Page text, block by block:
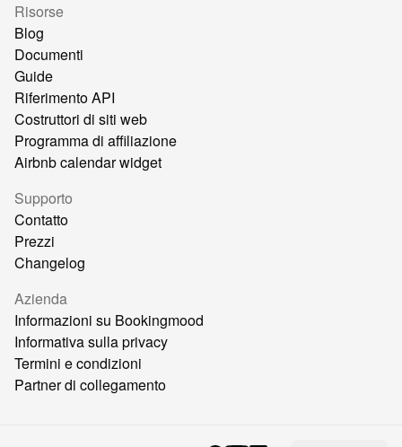
Risorse
Blog
Documenti
Guide
Riferimento API
Costruttori di siti web
Programma di affiliazione
Airbnb calendar widget
Supporto
Contatto
Prezzi
Changelog
Azienda
Informazioni su Bookingmood
Informativa sulla privacy
Termini e condizioni
Partner di collegamento